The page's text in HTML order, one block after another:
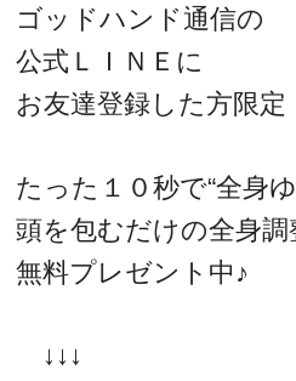
ゴッドハンド通信の
公式ＬＩＮＥに
お友達登録した方限定
たった１０秒で“全身
頭を包むだけの全身調
無料プレゼント中♪
↓↓↓